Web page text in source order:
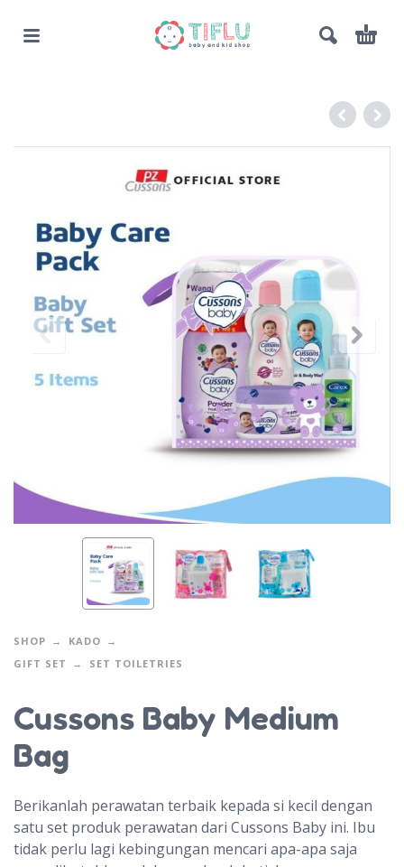
SHOP
KADO
GIFT SET
SET TOILETRIES
Cussons Baby Medium
Bag
Berikanlah perawatan terbaik kepada si kecil dengan
satu set produk perawatan dari Cussons Baby ini. Ibu
tidak perlu lagi kebingungan mencari apa-apa saja